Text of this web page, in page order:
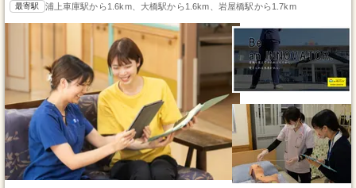
最寄駅 浦上車庫駅から1.6km、大橋駅から1.6km、岩屋橋駅から1.7km